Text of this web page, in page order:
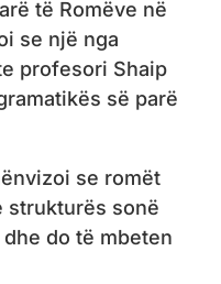
të Romëve në
se një nga
profesori Shaip
së parë
se romët
strukturës sonë
do të mbeten